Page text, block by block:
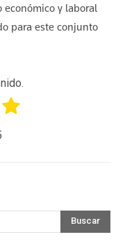
y laboral
para este conjunto
Buscar